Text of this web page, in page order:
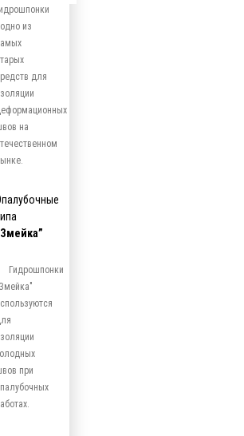
из
для
на
Гидрошпонки
при